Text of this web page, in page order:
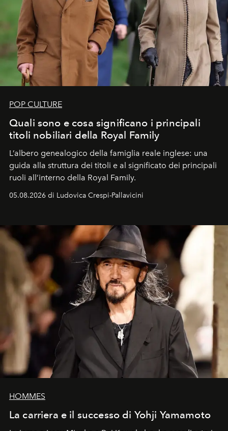
POP CULTURE
Quali sono e cosa significano i principali
titoli nobiliari della Royal Family
L’albero genealogico della famiglia reale inglese: una
guida alla struttura dei titoli e al significato dei principali
ruoli all’interno della Royal Family.
05.08.2026 di Ludovica Crespi-Pallavicini
HOMMES
La carriera e il successo di Yohji Yamamoto